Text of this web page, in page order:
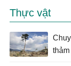
Thực vật